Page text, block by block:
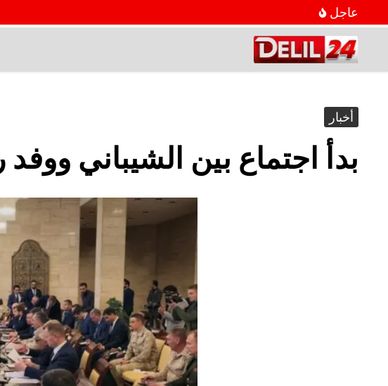
عاجل
أخبار
بدأ اجتماع بين الشيباني